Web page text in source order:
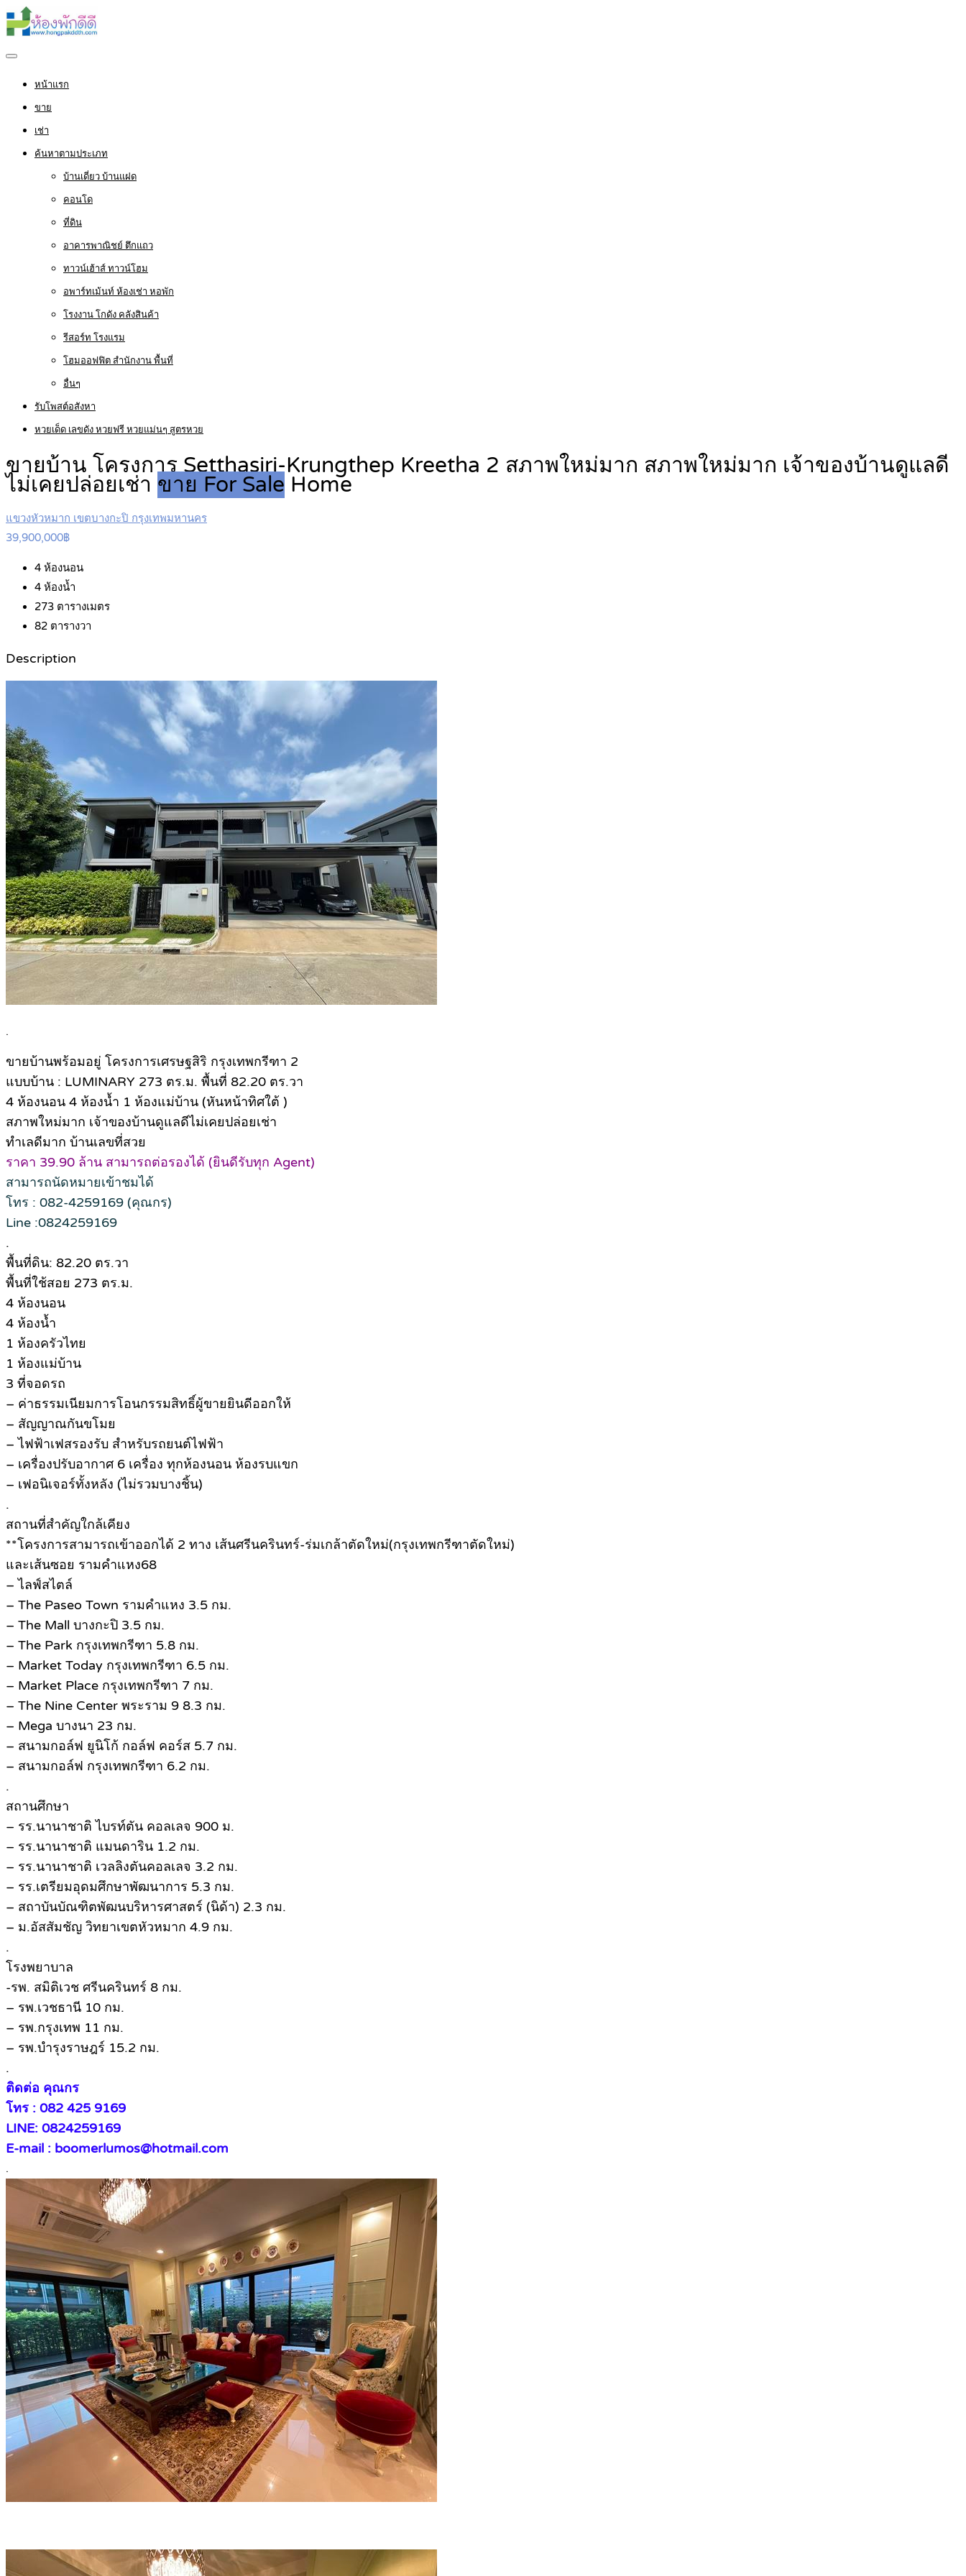
หน้าแรก
ขาย
เช่า
ค้นหาตามประเภท
บ้านเดี่ยว บ้านแฝด
คอนโด
ที่ดิน
อาคารพาณิชย์ ตึกแถว
ทาวน์เฮ้าส์ ทาวน์โฮม
อพาร์ทเม้นท์ ห้องเช่า หอพัก
โรงงาน โกดัง คลังสินค้า
รีสอร์ท โรงแรม
โฮมออฟฟิต สำนักงาน พื้นที่
อื่นๆ
รับโพสต์อสังหา
หวยเด็ด เลขดัง หวยฟรี หวยแม่นๆ สูตรหวย
ขายบ้าน โครงการ Setthasiri-Krungthep Kreetha 2 สภาพใหม่มาก สภาพใหม่มาก เจ้าของบ้านดูแลดี
ไม่เคยปล่อยเช่า ขาย For Sale Home
แขวงหัวหมาก เขตบางกะปิ กรุงเทพมหานคร
39,900,000฿
4 ห้องนอน
4 ห้องน้ำ
273 ตารางเมตร
82 ตารางวา
Description
.
ขายบ้านพร้อมอยู่ โครงการเศรษฐสิริ กรุงเทพกรีฑา 2
แบบบ้าน : LUMINARY 273 ตร.ม. พื้นที่ 82.20 ตร.วา
4 ห้องนอน 4 ห้องน้ำ 1 ห้องแม่บ้าน (หันหน้าทิศใต้ )
สภาพใหม่มาก เจ้าของบ้านดูแลดีไม่เคยปล่อยเช่า
ทำเลดีมาก บ้านเลขที่สวย
ราคา 39.90 ล้าน สามารถต่อรองได้ (ยินดีรับทุก Agent)
สามารถนัดหมายเข้าชมได้
โทร : 082-4259169 (คุณกร)
Line :0824259169
.
พื้นที่ดิน: 82.20 ตร.วา
พื้นที่ใช้สอย 273 ตร.ม.
4 ห้องนอน
4 ห้องน้ำ
1 ห้องครัวไทย
1 ห้องแม่บ้าน
3 ที่จอดรถ
– ค่าธรรมเนียมการโอนกรรมสิทธิ์ผู้ขายยินดีออกให้
– สัญญาณกันขโมย
– ไฟฟ้าเฟสรองรับ สำหรับรถยนต์ไฟฟ้า
– เครื่องปรับอากาศ 6 เครื่อง ทุกห้องนอน ห้องรบแขก
– เฟอนิเจอร์ทั้งหลัง (ไม่รวมบางชิ้น)
.
สถานที่สำคัญใกล้เคียง
**โครงการสามารถเข้าออกได้ 2 ทาง เส้นศรีนครินทร์-ร่มเกล้าตัดใหม่(กรุงเทพกรีฑาตัดใหม่)
และเส้นซอย รามคำแหง68
– ไลฟ์สไตล์
– The Paseo Town รามคำแหง 3.5 กม.
– The Mall บางกะปิ 3.5 กม.
– The Park กรุงเทพกรีฑา 5.8 กม.
– Market Today กรุงเทพกรีฑา 6.5 กม.
– Market Place กรุงเทพกรีฑา 7 กม.
– The Nine Center พระราม 9 8.3 กม.
– Mega บางนา 23 กม.
– สนามกอล์ฟ ยูนิโก้ กอล์ฟ คอร์ส 5.7 กม.
– สนามกอล์ฟ กรุงเทพกรีฑา 6.2 กม.
.
สถานศึกษา
– รร.นานาชาติ ไบรท์ตัน คอลเลจ 900 ม.
– รร.นานาชาติ แมนดาริน 1.2 กม.
– รร.นานาชาติ เวลลิงตันคอลเลจ 3.2 กม.
– รร.เตรียมอุดมศึกษาพัฒนาการ 5.3 กม.
– สถาบันบัณฑิตพัฒนบริหารศาสตร์ (นิด้า) 2.3 กม.
– ม.อัสสัมชัญ วิทยาเขตหัวหมาก 4.9 กม.
.
โรงพยาบาล
-รพ. สมิติเวช ศรีนครินทร์ 8 กม.
– รพ.เวชธานี 10 กม.
– รพ.กรุงเทพ 11 กม.
– รพ.บำรุงราษฎร์ 15.2 กม.
.
ติดต่อ คุณกร
โทร : 082 425 9169
LINE: 0824259169
E-mail : boomerlumos@hotmail.com
.